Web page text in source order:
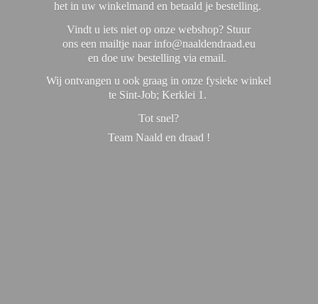
het in uw winkelmand en betaald je bestelling.
Vindt u iets niet op onze webshop? Stuur
ons een mailtje naar info@naaldendraad.eu
en doe uw bestelling via email.
Wij ontvangen u ook graag in onze fysieke winkel
te Sint-Job; Kerklei 1.
Tot snel?
Team Naald en draad !